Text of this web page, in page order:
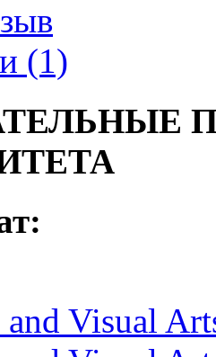
(1)
and Visual